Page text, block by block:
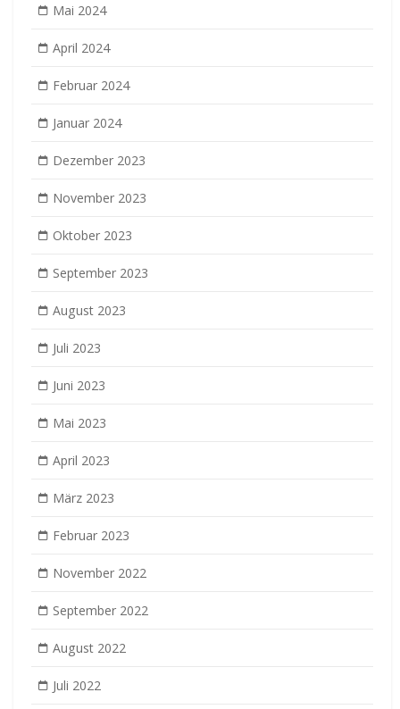
Mai 2024
April 2024
Februar 2024
Januar 2024
Dezember 2023
November 2023
Oktober 2023
September 2023
August 2023
Juli 2023
Juni 2023
Mai 2023
April 2023
März 2023
Februar 2023
November 2022
September 2022
August 2022
Juli 2022